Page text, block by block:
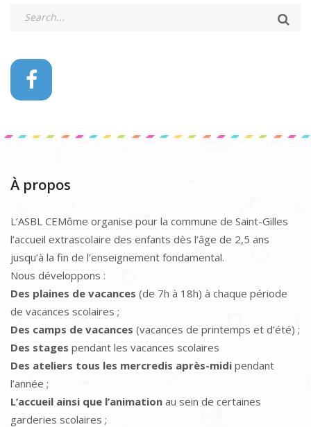
À propos
L’ASBL CEMôme organise pour la commune de Saint-Gilles
l’accueil extrascolaire des enfants dès l’âge de 2,5 ans
jusqu’à la fin de l’enseignement fondamental.
Nous développons :
Des plaines de vacances (de 7h à 18h) à chaque période
de vacances scolaires ;
Des camps de vacances (vacances de printemps et d’été) ;
Des stages pendant les vacances scolaires
Des ateliers tous les mercredis après-midi pendant
l’année ;
L’accueil ainsi que l’animation au sein de certaines
garderies scolaires ;